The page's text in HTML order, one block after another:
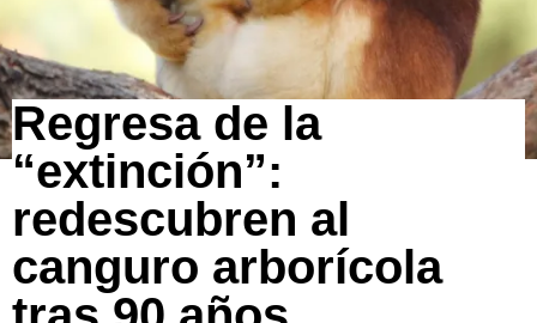
Regresa de la
“extinción”:
redescubren al
canguro arborícola